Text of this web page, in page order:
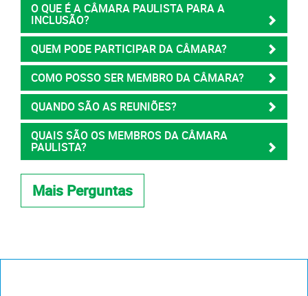
O QUE É A CÂMARA PAULISTA PARA A
INCLUSÃO?
QUEM PODE PARTICIPAR DA CÂMARA?
COMO POSSO SER MEMBRO DA CÂMARA?
QUANDO SÃO AS REUNIÕES?
QUAIS SÃO OS MEMBROS DA CÂMARA
PAULISTA?
Mais Perguntas